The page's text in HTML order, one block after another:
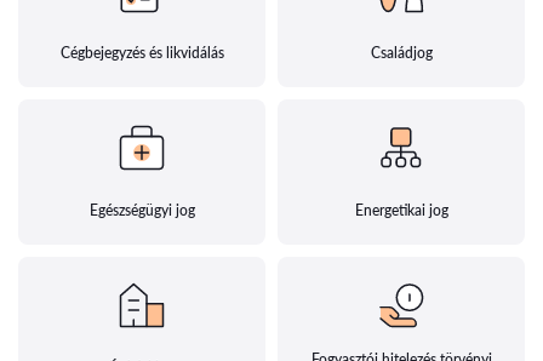
Cégbejegyzés és likvidálás Családjog
Egészségügyi jog Energetikai jog